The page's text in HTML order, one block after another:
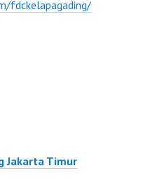
fdckelapagading/
Jakarta Timur